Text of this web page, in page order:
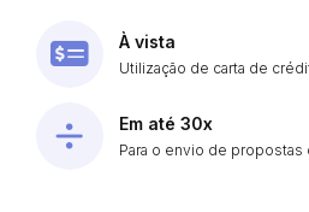
À vista
Utilização de carta de
Em até 30x
Para o envio de